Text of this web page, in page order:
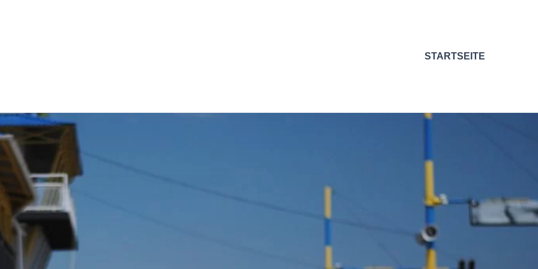
STARTSEITE